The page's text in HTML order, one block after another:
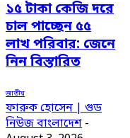
১৫ টাকা কেজি দরে
চাল পাচ্ছেন ৫৫
লাখ পরিবার: জেনে
নিন বিস্তারিত
জাতীয়
ফারুক হোসেন | গুড
নিউজ বাংলাদেশ -